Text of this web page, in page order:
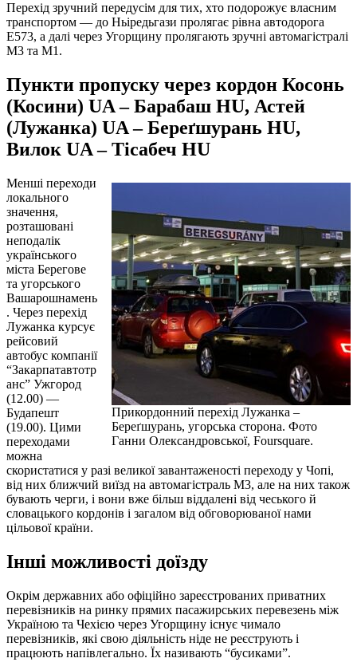
Перехід зручний передусім для тих, хто подорожує власним
транспортом — до Ньіредьгази пролягає рівна автодорога
E573, а далі через Угорщину пролягають зручні автомагістралі
M3 та М1.
Пункти пропуску через кордон Косонь
(Косини) UA – Барабаш HU, Астей
(Лужанка) UA – Береґшурань HU,
Вилок UA – Тісабеч HU
Прикордонний перехід Лужанка –
Береґшурань, угорська сторона. Фото
Ганни Олександровської, Foursquare.
Менші переходи
локального
значення,
розташовані
неподалік
українського
міста Берегове
та угорського
Вашарошнамень
. Через перехід
Лужанка курсує
рейсовий
автобус компанії
“Закарпатавтотр
анс” Ужгород
(12.00) —
Будапешт
(19.00). Цими
переходами
можна
скористатися у разі великої завантаженості переходу у Чопі,
від них ближчий виїзд на автомагістраль М3, але на них також
бувають черги, і вони вже більш віддалені від чеського й
словацького кордонів і загалом від обговорюваної нами
цільової країни.
Інші можливості доїзду
Окрім державних або офіційно зареєстрованих приватних
перевізників на ринку прямих пасажирських перевезень між
Україною та Чехією через Угорщину існує чимало
перевізників, які свою діяльність ніде не реєструють і
працюють напівлегально. Їх називають “бусиками”.